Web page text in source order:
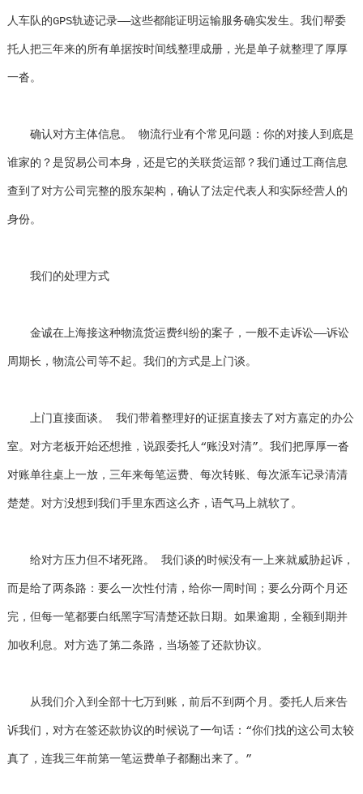
人车队的GPS轨迹记录——这些都能证明运输服务确实发生。我们帮委
托人把三年来的所有单据按时间线整理成册，光是单子就整理了厚厚
一沓。
确认对方主体信息。 物流行业有个常见问题：你的对接人到底是
谁家的？是贸易公司本身，还是它的关联货运部？我们通过工商信息
查到了对方公司完整的股东架构，确认了法定代表人和实际经营人的
身份。
我们的处理方式
金诚在上海接这种物流货运费纠纷的案子，一般不走诉讼——诉讼
周期长，物流公司等不起。我们的方式是上门谈。
上门直接面谈。 我们带着整理好的证据直接去了对方嘉定的办公
室。对方老板开始还想推，说跟委托人“账没对清”。我们把厚厚一沓
对账单往桌上一放，三年来每笔运费、每次转账、每次派车记录清清
楚楚。对方没想到我们手里东西这么齐，语气马上就软了。
给对方压力但不堵死路。 我们谈的时候没有一上来就威胁起诉，
而是给了两条路：要么一次性付清，给你一周时间；要么分两个月还
完，但每一笔都要白纸黑字写清楚还款日期。如果逾期，全额到期并
加收利息。对方选了第二条路，当场签了还款协议。
从我们介入到全部十七万到账，前后不到两个月。委托人后来告
诉我们，对方在签还款协议的时候说了一句话：“你们找的这公司太较
真了，连我三年前第一笔运费单子都翻出来了。”